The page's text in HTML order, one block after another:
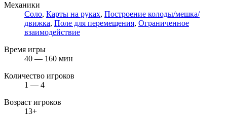
Механики
Соло, Карты на руках, Построение колоды/мешка/
движка, Поле для перемещения, Ограниченное
взаимодействие
Время игры
40 — 160 мин
Количество игроков
1 — 4
Возраст игроков
13+